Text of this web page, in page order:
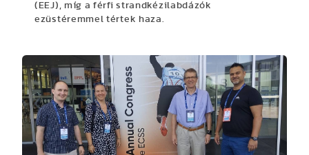
(EEJ), míg a férfi strandkézilabdázók
ezüstéremmel tértek haza.